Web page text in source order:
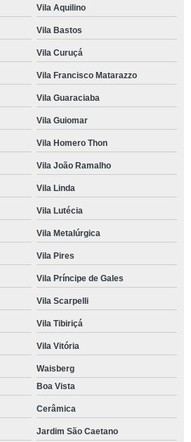
Vila Aquilino
Vila Bastos
Vila Curuçá
Vila Francisco Matarazzo
Vila Guaraciaba
Vila Guiomar
Vila Homero Thon
Vila João Ramalho
Vila Linda
Vila Lutécia
Vila Metalúrgica
Vila Pires
Vila Príncipe de Gales
Vila Scarpelli
Vila Tibiriçá
Vila Vitória
Waisberg
Boa Vista
Cerâmica
Jardim São Caetano